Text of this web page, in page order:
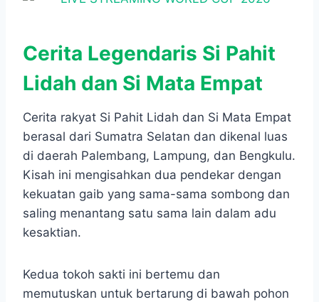
Cerita Legendaris Si Pahit
Lidah dan Si Mata Empat
Cerita rakyat Si Pahit Lidah dan Si Mata Empat
berasal dari Sumatra Selatan dan dikenal luas
di daerah Palembang, Lampung, dan Bengkulu.
Kisah ini mengisahkan dua pendekar dengan
kekuatan gaib yang sama-sama sombong dan
saling menantang satu sama lain dalam adu
kesaktian.
Kedua tokoh sakti ini bertemu dan
memutuskan untuk bertarung di bawah pohon